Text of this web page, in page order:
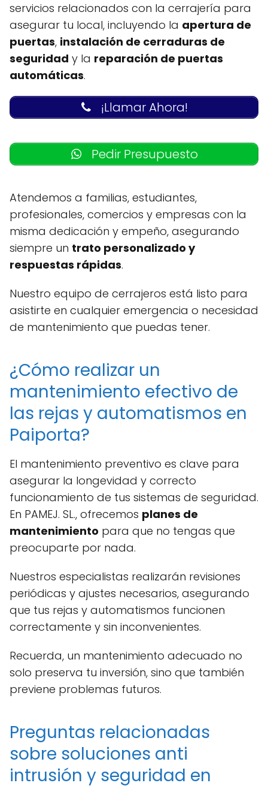
servicios relacionados con la cerrajería para
asegurar tu local, incluyendo la apertura de
puertas, instalación de cerraduras de
seguridad y la reparación de puertas
automáticas.
¡Llamar Ahora!
Pedir Presupuesto
Atendemos a familias, estudiantes,
profesionales, comercios y empresas con la
misma dedicación y empeño, asegurando
siempre un trato personalizado y
respuestas rápidas.
Nuestro equipo de cerrajeros está listo para
asistirte en cualquier emergencia o necesidad
de mantenimiento que puedas tener.
¿Cómo realizar un
mantenimiento efectivo de
las rejas y automatismos en
Paiporta?
El mantenimiento preventivo es clave para
asegurar la longevidad y correcto
funcionamiento de tus sistemas de seguridad.
En PAMEJ. SL., ofrecemos planes de
mantenimiento para que no tengas que
preocuparte por nada.
Nuestros especialistas realizarán revisiones
periódicas y ajustes necesarios, asegurando
que tus rejas y automatismos funcionen
correctamente y sin inconvenientes.
Recuerda, un mantenimiento adecuado no
solo preserva tu inversión, sino que también
previene problemas futuros.
Preguntas relacionadas
sobre soluciones anti
intrusión y seguridad en